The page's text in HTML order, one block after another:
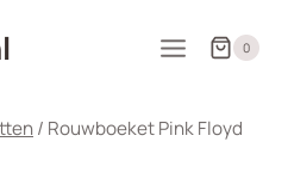
0
/ Rouwboeket Pink Floyd